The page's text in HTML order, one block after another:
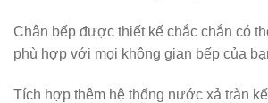
Chân bếp được thiết kế chắc chắn có
phù hợp với mọi không gian bếp của
Tích hợp thêm hệ thống nước xả tràn